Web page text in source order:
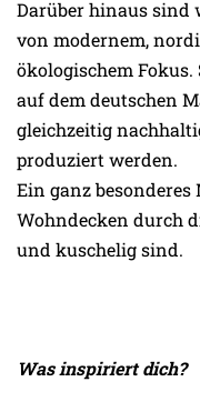
Darüber hinaus sind
von modernem,
ökologischem
auf dem deutschen
gleichzeitig
produziert werden.
Ein ganz
Wohndecken durch
und kuschelig sind.
Was inspiriert dich?